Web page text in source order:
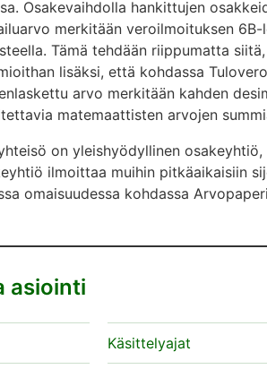
Osakevaihdolla hankittujen
merkitään veroilmoituksen
Tämä tehdään riippumatta
lisäksi, että kohdassa
arvo merkitään kahden
matemaattisten arvojen
on yleishyödyllinen
ilmoittaa muihin pitkäaikaisiin
omaisuudessa kohdassa
asiointi
Käsittelyajat